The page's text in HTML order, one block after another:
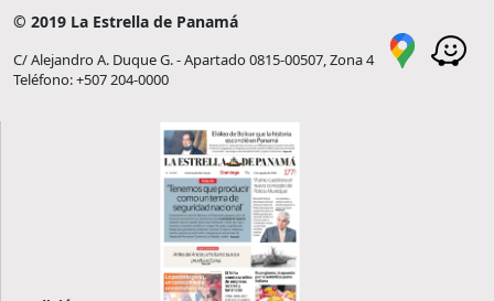
© 2019 La Estrella de Panamá
C/ Alejandro A. Duque G. - Apartado 0815-00507, Zona 4
Teléfono: +507 204-0000